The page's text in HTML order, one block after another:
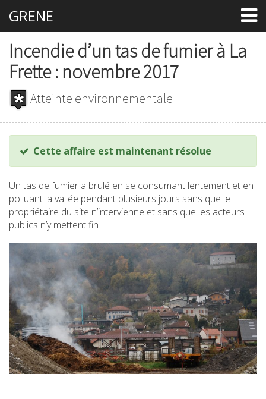
GRENE
Incendie d’un tas de fumier à La
Frette : novembre 2017
Atteinte environnementale
Cette affaire est maintenant résolue
Un tas de fumier a brulé en se consumant lentement et en
polluant la vallée pendant plusieurs jours sans que le
propriétaire du site n’intervienne et sans que les acteurs
publics n’y mettent fin